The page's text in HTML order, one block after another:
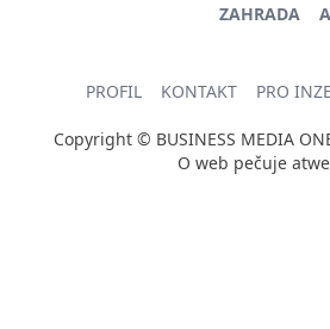
ZAHRADA
PROFIL KONTAKT PRO
Copyright © BUSINESS MEDIA